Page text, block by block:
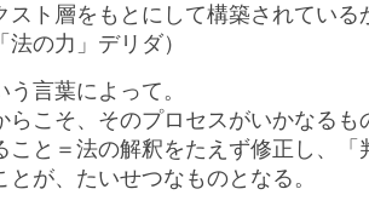
スト層をもとにして構築されている
法の力」デリダ）
う言葉によって。
らこそ、そのプロセスがいかなるも
こと＝法の解釈をたえず修正し、「
とが、たいせつなものとなる。